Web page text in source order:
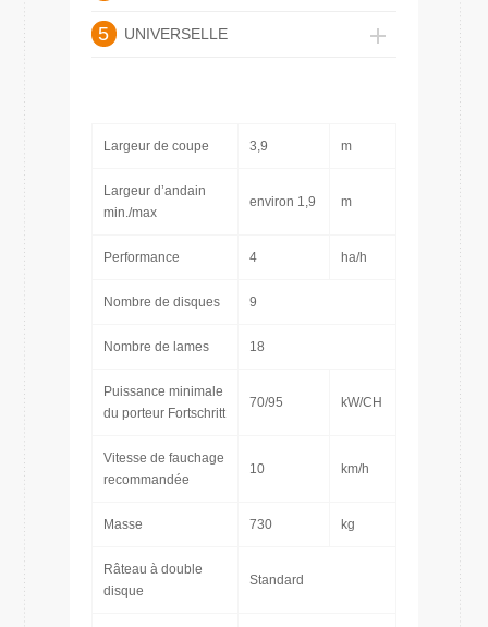
5 UNIVERSELLE
Largeur de coupe 3,9 m
Largeur d’andain
min./max
environ 1,9 m
Performance 4 ha/h
Nombre de disques 9
Nombre de lames 18
Puissance minimale
du porteur Fortschritt
70/95 kW/CH
Vitesse de fauchage
recommandée
10 km/h
Masse 730 kg
Râteau à double
disque
Standard